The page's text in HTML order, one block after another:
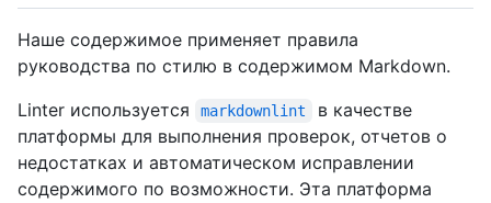
Наше содержимое применяет правила
руководства по стилю в содержимом Markdown.
Linter используется
markdownlint
в качестве
платформы для выполнения проверок, отчетов о
недостатках и автоматическом исправлении
содержимого по возможности. Эта платформа